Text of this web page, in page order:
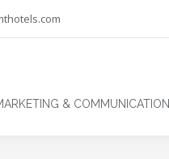
& COMMUNICATION